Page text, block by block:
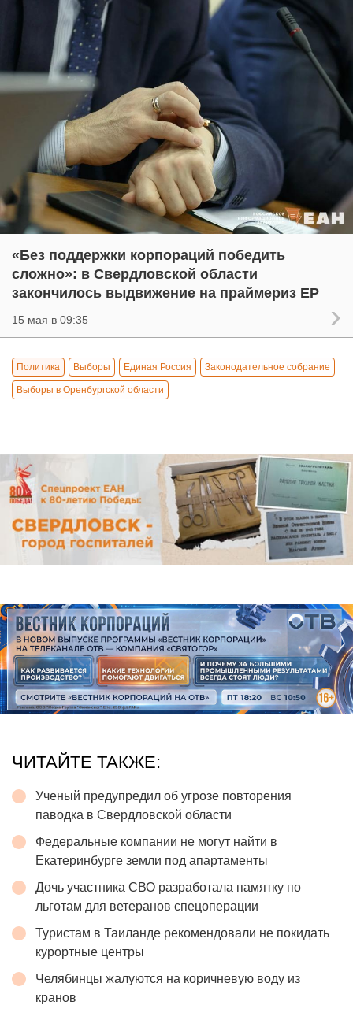
«Без поддержки корпораций победить
сложно»: в Свердловской области
закончилось выдвижение на праймериз ЕР
15 мая в 09:35
Политика Выборы Единая Россия Законодательное собрание
Выборы в Оренбургской области
ЧИТАЙТЕ ТАКЖЕ:
Ученый предупредил об угрозе повторения
паводка в Свердловской области
Федеральные компании не могут найти в
Екатеринбурге земли под апартаменты
Дочь участника СВО разработала памятку по
льготам для ветеранов спецоперации
Туристам в Таиланде рекомендовали не покидать
курортные центры
Челябинцы жалуются на коричневую воду из
кранов